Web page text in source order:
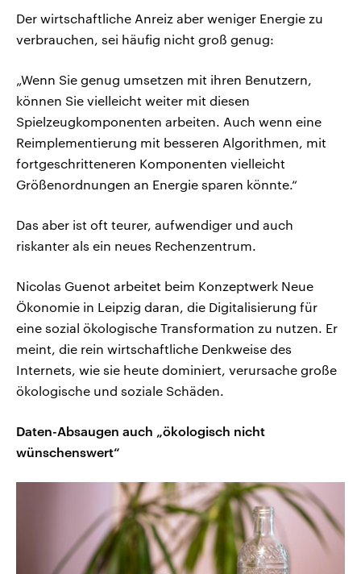
Der wirtschaftliche Anreiz aber weniger Energie zu
verbrauchen, sei häufig nicht groß genug:
„Wenn Sie genug umsetzen mit ihren Benutzern,
können Sie vielleicht weiter mit diesen
Spielzeugkomponenten arbeiten. Auch wenn eine
Reimplementierung mit besseren Algorithmen, mit
fortgeschritteneren Komponenten vielleicht
Größenordnungen an Energie sparen könnte.“
Das aber ist oft teurer, aufwendiger und auch
riskanter als ein neues Rechenzentrum.
Nicolas Guenot arbeitet beim Konzeptwerk Neue
Ökonomie in Leipzig daran, die Digitalisierung für
eine sozial ökologische Transformation zu nutzen. Er
meint, die rein wirtschaftliche Denkweise des
Internets, wie sie heute dominiert, verursache große
ökologische und soziale Schäden.
Daten-Absaugen auch „ökologisch nicht
wünschenswert“